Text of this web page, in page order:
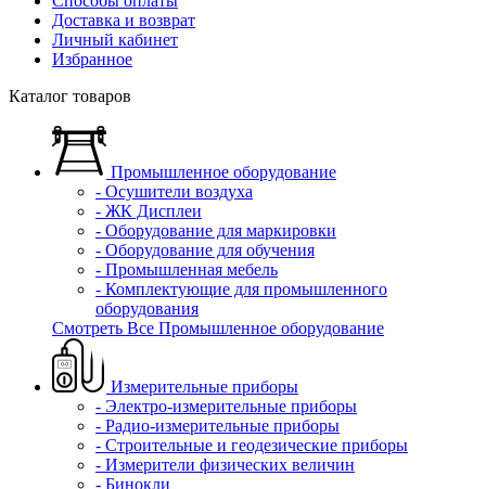
Доставка и возврат
Личный кабинет
Избранное
Каталог товаров
Промышленное оборудование
- Осушители воздуха
- ЖК Дисплеи
- Оборудование для маркировки
- Оборудование для обучения
- Промышленная мебель
- Комплектующие для промышленного
оборудования
Смотреть Все Промышленное оборудование
Измерительные приборы
- Электро-измерительные приборы
- Радио-измерительные приборы
- Строительные и геодезические приборы
- Измерители физических величин
- Бинокли